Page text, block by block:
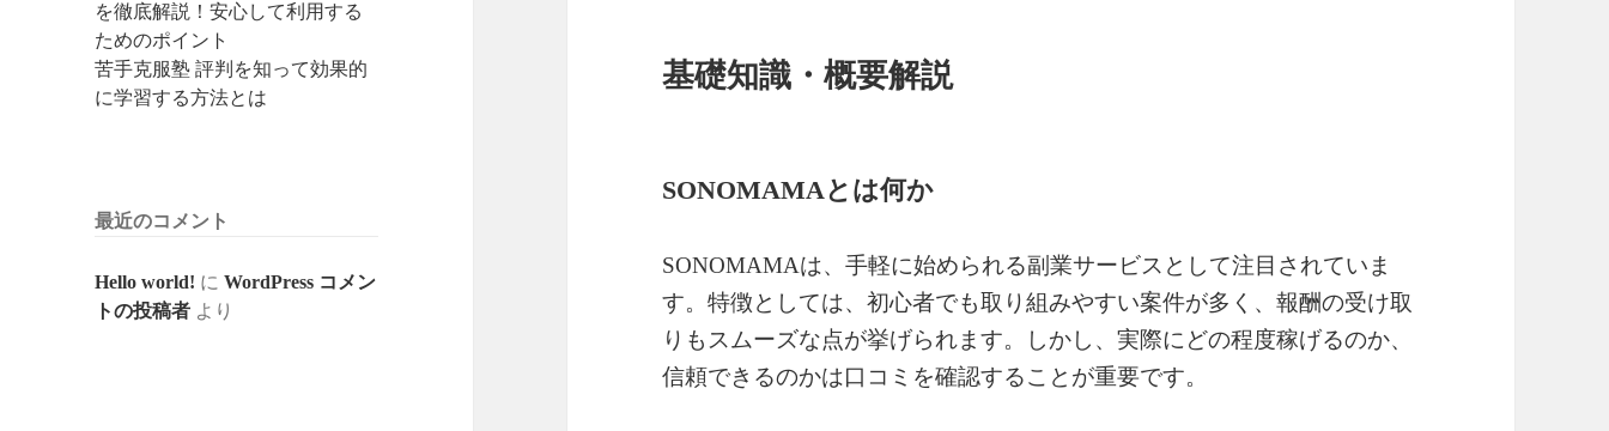
を徹底解説！安心して利用する
ためのポイント
苦手克服塾 評判を知って効果的
に学習する方法とは
最近のコメント
Hello world! にWordPress コメン
トの投稿者 より
基礎知識・概要解説
SONOMAMAとは何か
SONOMAMAは、手軽に始められる副業サービスとして注目されていま
す。特徴としては、初心者でも取り組みやすい案件が多く、報酬の受け取
りもスムーズな点が挙げられます。しかし、実際にどの程度稼げるのか、
信頼できるのかは口コミを確認することが重要です。